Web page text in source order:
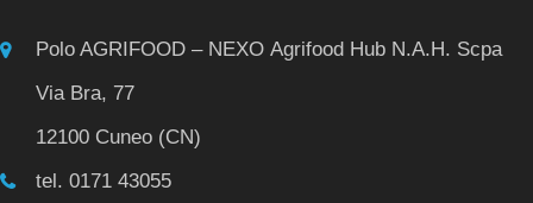
Polo AGRIFOOD – NEXO Agrifood Hub N.A.H. Scpa
Via Bra, 77
12100 Cuneo (CN)
tel. 0171 43055